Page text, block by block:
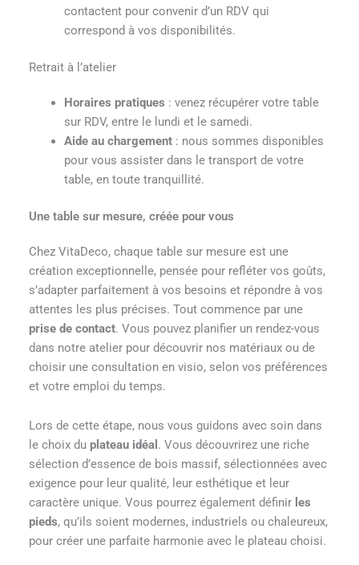
contactent pour convenir d’un RDV qui
correspond à vos disponibilités.
Retrait à l’atelier
Horaires pratiques : venez récupérer votre table
sur RDV, entre le lundi et le samedi.
Aide au chargement: nous sommes disponibles
pour vous assister dans le transport de votre
table, en toute tranquillité.
Une table sur mesure, créée pour vous
Chez VitaDeco, chaque table sur mesure est une
création exceptionnelle, pensée pour refléter vos goûts,
s’adapter parfaitement à vos besoins et répondre à vos
attentes les plus précises. Tout commence par une
prise de contact. Vous pouvez planifier un rendez-vous
dans notre atelier pour découvrir nos matériaux ou de
choisir une consultation en visio, selon vos préférences
et votre emploi du temps.
Lors de cette étape, nous vous guidons avec soin dans
le choix du plateau idéal . Vous découvrirez une riche
sélection d’essence de bois massif, sélectionnées avec
exigence pour leur qualité, leur esthétique et leur
caractère unique. Vous pourrez également définir les
pieds, qu’ils soient modernes, industriels ou chaleureux,
pour créer une parfaite harmonie avec le plateau choisi.